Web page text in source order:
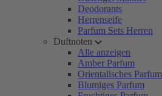
Deodorants
Herrenseife
Parfum Sets Herren
Duftnoten
Alle anzeigen
Amber Parfum
Orientalisches Parfum
Blumiges Parfum